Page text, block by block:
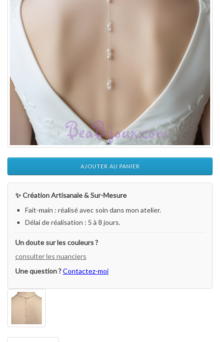
AJOUTER AU PANIER
✨ Création Artisanale & Sur-Mesure
Fait-main : réalisé avec soin dans mon atelier.
Délai de réalisation : 5 à 8 jours.
Un doute sur les couleurs ?
consulter les nuanciers
Une question ?Contactez-moi